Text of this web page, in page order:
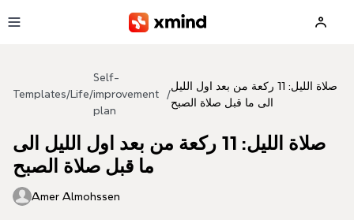
Templates/ Life/
Self-
improvement
plan
/
صلاة الليل: 11 ركعة من بعد اول الليل
الى ما قبل صلاة الصبح
صلاة الليل: 11 ركعة من بعد اول الليل الى
ما قبل صلاة الصبح
Amer Almohssen